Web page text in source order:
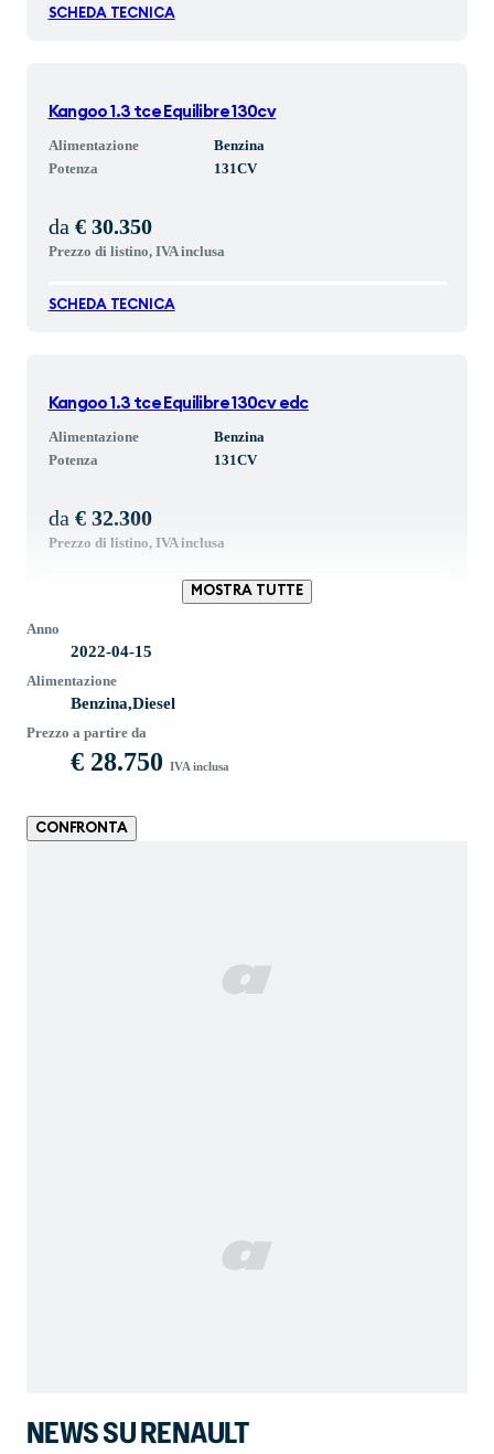
SCHEDA TECNICA
Kangoo 1.3 tce Equilibre 130cv
Alimentazione
Benzina
Potenza
131CV
da € 30.350
Prezzo di listino, IVA inclusa
SCHEDA TECNICA
Kangoo 1.3 tce Equilibre 130cv edc
Alimentazione
Benzina
Potenza
131CV
da € 32.300
Prezzo di listino, IVA inclusa
MOSTRA TUTTE
Anno
2022-04-15
Alimentazione
Benzina,Diesel
Prezzo a partire da
€ 28.750 IVA inclusa
CONFRONTA
NEWS SU RENAULT